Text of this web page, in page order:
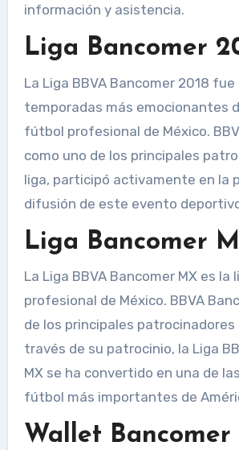
información y asistencia.
Liga Bancomer
La Liga BBVA Bancomer 2018 fue
temporadas más emocionantes
fútbol profesional de México.
como uno de los principales
liga, participó activamente en la
difusión de este evento
Liga Bancomer
La Liga BBVA Bancomer MX es
profesional de México. BBVA
de los principales patrocinadores
través de su patrocinio, la Liga
MX se ha convertido en una de
fútbol más importantes de
Wallet Bancomer